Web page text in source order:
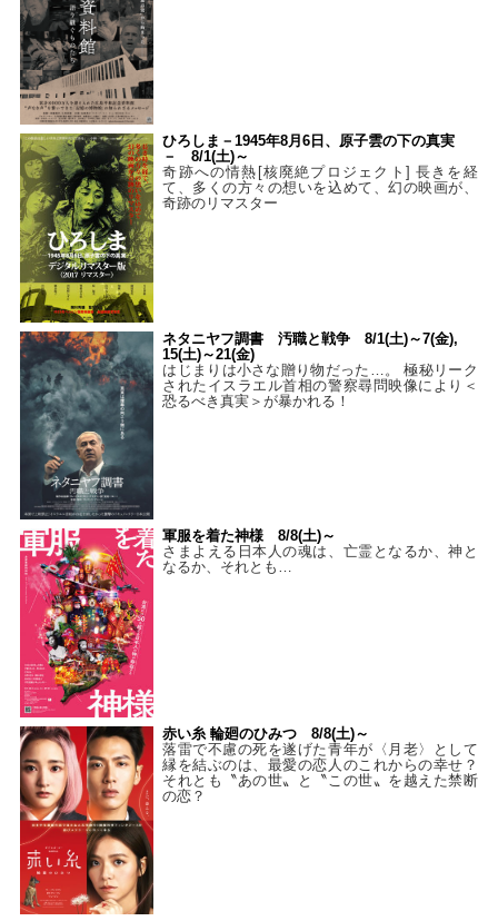
ひろしま－1945年8月6日、原子雲の下の真実
－ 8/1(土)～
奇跡への情熱[核廃絶プロジェクト] 長きを経
て、多くの方々の想いを込めて、幻の映画が、
奇跡のリマスター
ネタニヤフ調書 汚職と戦争 8/1(土)～7(金),
15(土)～21(金)
はじまりは小さな贈り物だった…。 極秘リーク
されたイスラエル首相の警察尋問映像により＜
恐るべき真実＞が暴かれる！
軍服を着た神様 8/8(土)～
さまよえる日本人の魂は、亡霊となるか、神と
なるか、それとも…
赤い糸 輪廻のひみつ 8/8(土)～
落雷で不慮の死を遂げた青年が〈月老〉として
縁を結ぶのは、最愛の恋人のこれからの幸せ？
それとも〝あの世〟と〝この世〟を越えた禁断
の恋？